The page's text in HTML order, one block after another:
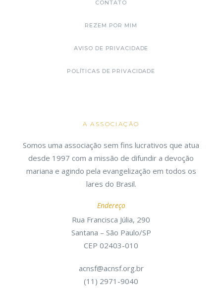
CONTATO
REZEM POR MIM
AVISO DE PRIVACIDADE
POLÍTICAS DE PRIVACIDADE
A ASSOCIAÇÃO
Somos uma associação sem fins lucrativos que atua
desde 1997 com a missão de difundir a devoção
mariana e agindo pela evangelização em todos os
lares do Brasil.
Endereço
Rua Francisca Júlia, 290
Santana – São Paulo/SP
CEP 02403-010
acnsf@acnsf.org.br
(11) 2971-9040